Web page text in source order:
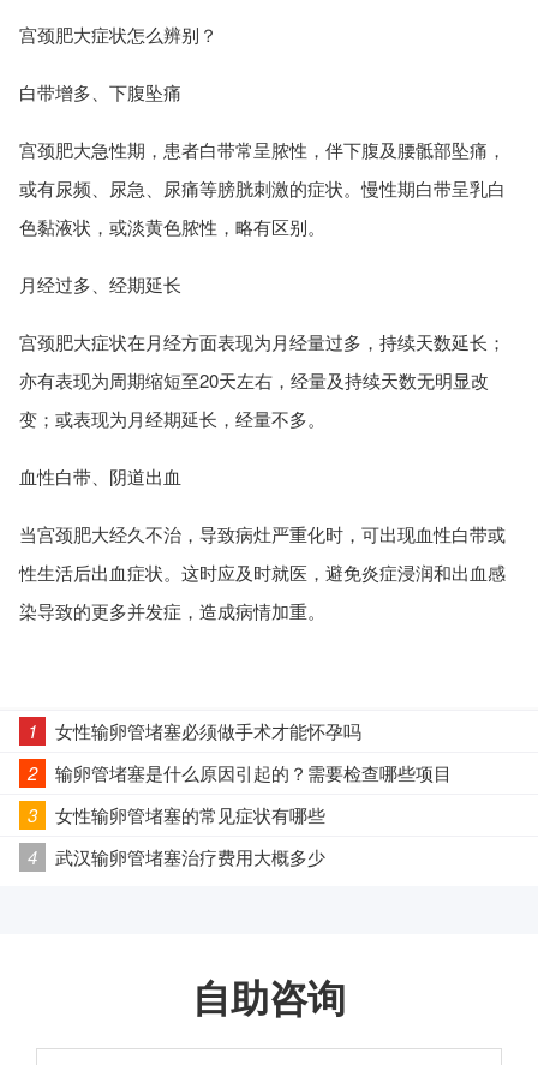
资讯
宫颈肥大症状怎么辨别？
白带增多、下腹坠痛
宫颈肥大急性期，患者白带常呈脓性，伴下腹及腰骶部坠痛，
或有尿频、尿急、尿痛等膀胱刺激的症状。慢性期白带呈乳白
色黏液状，或淡黄色脓性，略有区别。
月经过多、经期延长
宫颈肥大症状在月经方面表现为月经量过多，持续天数延长；
亦有表现为周期缩短至20天左右，经量及持续天数无明显改
变；或表现为月经期延长，经量不多。
血性白带、阴道出血
当宫颈肥大经久不治，导致病灶严重化时，可出现血性白带或
性生活后出血症状。这时应及时就医，避免炎症浸润和出血感
染导致的更多并发症，造成病情加重。
1
女性输卵管堵塞必须做手术才能怀孕吗
2
输卵管堵塞是什么原因引起的？需要检查哪些项目
3
女性输卵管堵塞的常见症状有哪些
4
武汉输卵管堵塞治疗费用大概多少
自助咨询